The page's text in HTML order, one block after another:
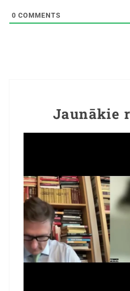
0 COMMENTS
Jaunākie